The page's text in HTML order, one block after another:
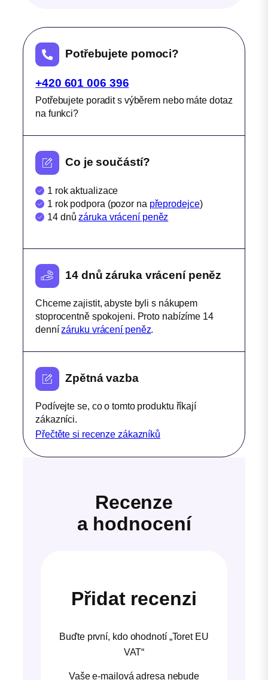
V
A
T
n
o
s
t
v
í
Potřebujete pomoci?
+420 601 006 396
Potřebujete poradit s výběrem nebo máte dotaz
na funkci?
Co je součástí?
1 rok aktualizace
1 rok podpora (pozor na přeprodejce)
14 dnůzáruka vrácení peněz
14 dnů záruka vrácení peněz
Chceme zajistit, abyste byli s nákupem
stoprocentně spokojeni. Proto nabízíme 14
dennízáruku vrácení peněz.
Zpětná vazba
Podívejte se, co o tomto produktu říkají
zákazníci.
Přečtěte si recenze zákazníků
Recenze
a hodnocení
Přidat recenzi
Buďte první, kdo ohodnotí „Toret EU
VAT“
Vaše e-mailová adresa nebude